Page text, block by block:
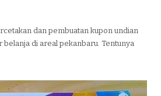
dan pembuatan kupon undian
belanja di areal pekanbaru. Tentunya